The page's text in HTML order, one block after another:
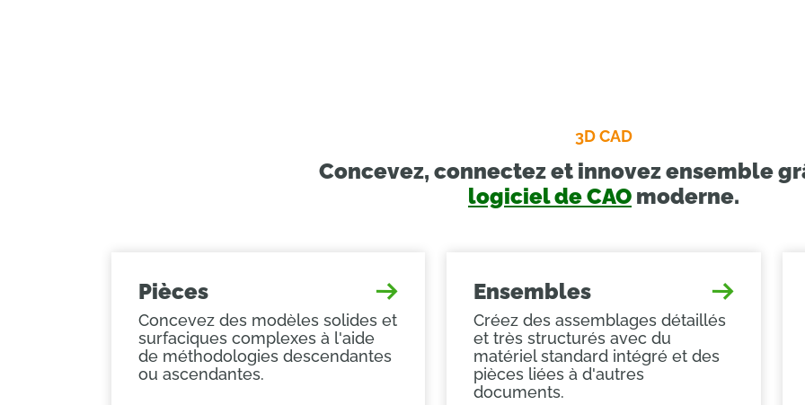
3D CAD
Concevez, connectez et innovez ensemble
logiciel de CAO moderne.
Pièces
Concevez des modèles solides et
surfaciques complexes à l'aide
de méthodologies descendantes
ou ascendantes.
Ensembles
Créez des assemblages détaillés
et très structurés avec du
matériel standard intégré et des
pièces liées à d'autres
documents.